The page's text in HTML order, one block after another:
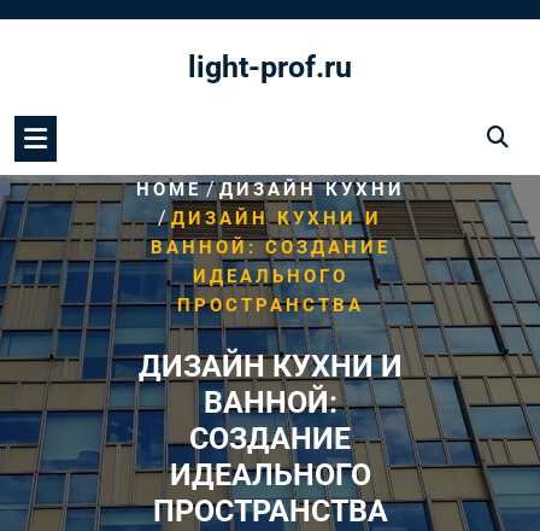
light-prof.ru
HOME/ДИЗАЙН КУХНИ
/ДИЗАЙН КУХНИ И
ВАННОЙ: СОЗДАНИЕ
ИДЕАЛЬНОГО
ПРОСТРАНСТВА
ДИЗАЙН КУХНИ И
ВАННОЙ:
СОЗДАНИЕ
ИДЕАЛЬНОГО
ПРОСТРАНСТВА